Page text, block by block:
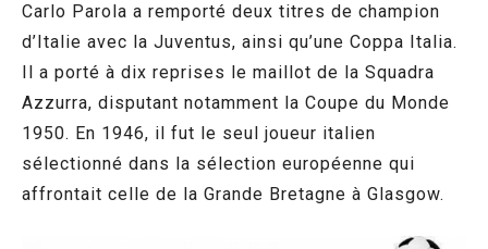
Carlo Parola a remporté deux titres de champion
d’Italie avec la Juventus, ainsi qu’une Coppa Italia.
Il a porté à dix reprises le maillot de la Squadra
Azzurra, disputant notamment la Coupe du Monde
1950. En 1946, il fut le seul joueur italien
sélectionné dans la sélection européenne qui
affrontait celle de la Grande Bretagne à Glasgow.